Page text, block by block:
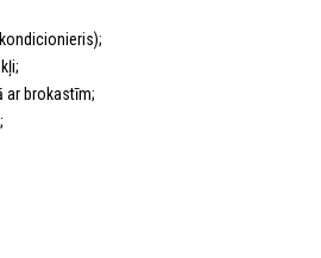
ar brokastīm;